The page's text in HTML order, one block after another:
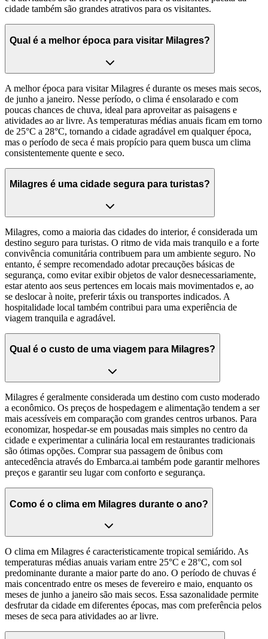
cidade também são grandes atrativos para os visitantes.
Qual é a melhor época para visitar Milagres?
A melhor época para visitar Milagres é durante os meses mais secos,
de junho a janeiro. Nesse período, o clima é ensolarado e com
poucas chances de chuva, ideal para aproveitar as paisagens e
atividades ao ar livre. As temperaturas médias anuais ficam em torno
de 25°C a 28°C, tornando a cidade agradável em qualquer época,
mas o período de seca é mais propício para quem busca um clima
consistentemente quente e seco.
Milagres é uma cidade segura para turistas?
Milagres, como a maioria das cidades do interior, é considerada um
destino seguro para turistas. O ritmo de vida mais tranquilo e a forte
convivência comunitária contribuem para um ambiente seguro. No
entanto, é sempre recomendado adotar precauções básicas de
segurança, como evitar exibir objetos de valor desnecessariamente,
estar atento aos seus pertences em locais mais movimentados e, ao
se deslocar à noite, preferir táxis ou transportes indicados. A
hospitalidade local também contribui para uma experiência de
viagem tranquila e agradável.
Qual é o custo de uma viagem para Milagres?
Milagres é geralmente considerada um destino com custo moderado
a econômico. Os preços de hospedagem e alimentação tendem a ser
mais acessíveis em comparação com grandes centros urbanos. Para
economizar, hospedar-se em pousadas mais simples no centro da
cidade e experimentar a culinária local em restaurantes tradicionais
são ótimas opções. Comprar sua passagem de ônibus com
antecedência através do Embarca.ai também pode garantir melhores
preços e garantir seu lugar com conforto e segurança.
Como é o clima em Milagres durante o ano?
O clima em Milagres é caracteristicamente tropical semiárido. As
temperaturas médias anuais variam entre 25°C e 28°C, com sol
predominante durante a maior parte do ano. O período de chuvas é
mais concentrado entre os meses de fevereiro e maio, enquanto os
meses de junho a janeiro são mais secos. Essa sazonalidade permite
desfrutar da cidade em diferentes épocas, mas com preferência pelos
meses de seca para atividades ao ar livre.